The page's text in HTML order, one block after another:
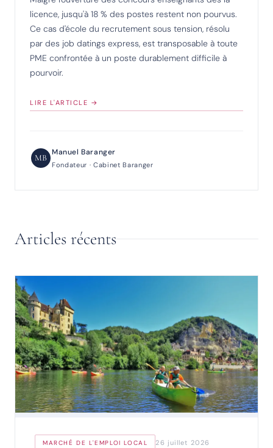
licence, jusqu'à 18 % des postes restent non pourvus.
Ce cas d'école du recrutement sous tension, résolu
par des job datings express, est transposable à toute
PME confrontée à un poste durablement difficile à
pourvoir.
LIRE L'ARTICLE →
MB
Manuel Baranger
Fondateur · Cabinet Baranger
Articles récents
MARCHÉ DE L'EMPLOI LOCAL 26 juillet 2026